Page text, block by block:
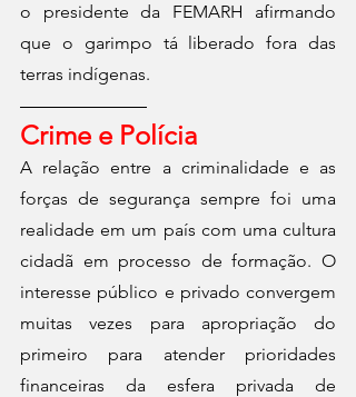
o presidente da FEMARH afirmando
que o garimpo tá liberado fora das
terras indígenas.
Crime e Polícia
A relação entre a criminalidade e as
forças de segurança sempre foi uma
realidade em um país com uma cultura
cidadã em processo de formação. O
interesse público e privado convergem
muitas vezes para apropriação do
primeiro para atender prioridades
financeiras da esfera privada de